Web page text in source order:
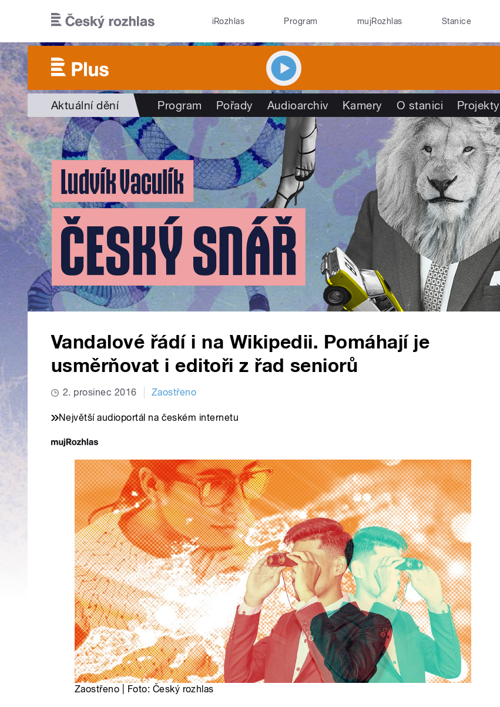
iRozhlas Program mujRozhlas Stanice
Aktuální dění Program Pořady Audioarchiv Kamery O stanici Projekty
Vandalové řádí i na Wikipedii. Pomáhají je
usměrňovat i editoři z řad seniorů
2. prosinec 2016 Zaostřeno
Největší audioportál na českém internetu
Zaostřeno | Foto: Český rozhlas